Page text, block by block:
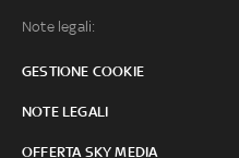
Note legali:
GESTIONE COOKIE
NOTE LEGALI
OFFERTA SKY MEDIA